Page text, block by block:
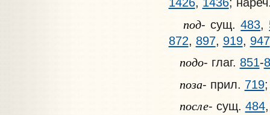
под- сущ.483,
872, 897, 919, 947
подо- глаг. 851-
поза- прил. 719
после- сущ. 484